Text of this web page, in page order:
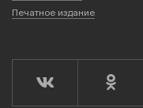
Печатное издание